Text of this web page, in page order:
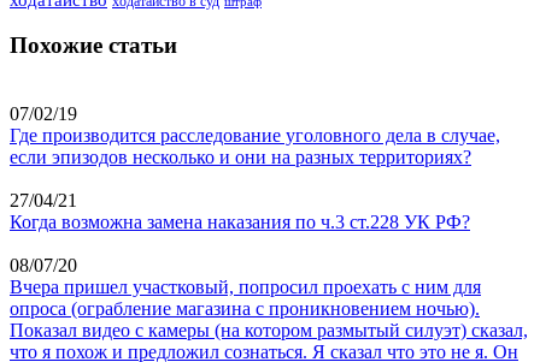
Похожие статьи
07/02/19
Где производится расследование уголовного дела в случае,
если эпизодов несколько и они на разных территориях?
27/04/21
Когда возможна замена наказания по ч.3 ст.228 УК РФ?
08/07/20
Вчера пришел участковый, попросил проехать с ним для
опроса (ограбление магазина с проникновением ночью).
Показал видео с камеры (на котором размытый силуэт) сказал,
что я похож и предложил сознаться. Я сказал что это не я. Он